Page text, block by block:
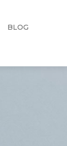
BLOG